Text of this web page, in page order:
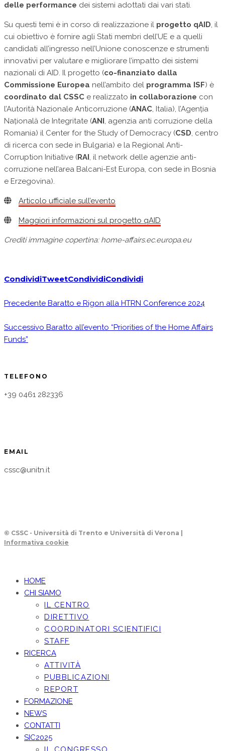
delle performance dei sistemi adottati dai vari stati.
Su questi temi è in corso di realizzazione il progetto qAID, il
cui obiettivo è fornire agli Stati membri dell’UE e a quelli
candidati all’ingresso nell’Unione conoscenze e strumenti
innovativi per valutare e migliorare l’impatto dei sistemi
nazionali di AID. Il progetto (co-finanziato dalla
Commissione Europea nell’ambito del programma ISF) è
coordinato dal CSSC e realizzato in collaborazione con
l’Autorità Nazionale Anticorruzione (ANAC, Italia), l’Agenția
Națională de Integritate (ANI , agenzia anti corruzione della
Romania) il Center for the Study of Democracy (CSD, centro
di ricerca con sede in Bulgaria) e la Regional Anti-
Corruption Initiative (RAI , il network delle agenzie anti-
corruzione nell’area Balcani-Est Europa, con sede in Bosnia
e Erzegovina).
Articolo ufficiale sull’evento
Maggiori informazioni sul progetto qAID
Crediti immagine copertina: home-affairs.ec.europa.eu
CondividiTweetCondividiCondividi
Precedente Baratto e Rigon alla HTRN Conference 2024
Successivo Baratto all’evento “Priorities of the Home Affairs
Funds”
TELEFONO
+39 0461 282336
EMAIL
cssc@unitn.it
© CSSC - Università di Trento e Università di Verona |
Informativa cookie
HOME
CHI SIAMO
IL CENTRO
DIRETTIVO
COORDINATORI SCIENTIFICI
STAFF
RICERCA
ATTIVITÀ
PUBBLICAZIONI
REPORT
FORMAZIONE
NEWS
CONTATTI
SIC2025